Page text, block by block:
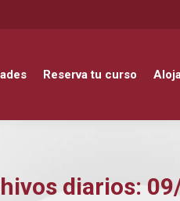
Reserva tu curso
diarios:
Reserva tu curso